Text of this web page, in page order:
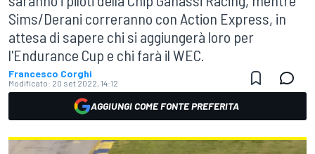
Sims/Derani correranno con Action Express, in
attesa di sapere chi si aggiungerà loro per
l'Endurance Cup e chi farà il WEC.
Francesco Corghi
Modificato: 20 set 2022, 14:12
AGGIUNGI COME FONTE PREFERITA